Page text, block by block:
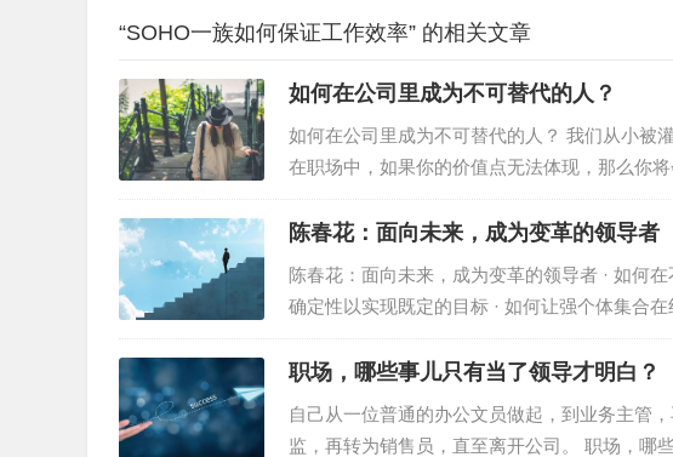
“SOHO一族如何保证工作效率” 的相关文章
如何在公司里成为不可替代的人？
如何在公司里成为不可替代的人？ 我们从小被
在职场中，如果你的价值点无法体现，那么你
强只是其中之一而绝非关键。有时候，良好的
作能力重要百倍。下面这篇文章提到的9个职
陈春花：面向未来，成为变革的领导者
陈春花：面向未来，成为变革的领导者 · 如何
确定性以实现既定的目标 · 如何让强个体集合
的一系列挑战。 领导者要聚焦于确定组织的
职场，哪些事儿只有当了领导才明白？
自己从一位普通的办公文员做起，到业务主管
监，再转为销售员，直至离开公司。 职场，哪